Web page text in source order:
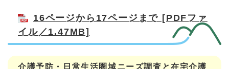
16ページから17ページまで [PDFファ
イル／1.47MB]
介護予防・日常生活圏域ニーズ調査と在宅介護